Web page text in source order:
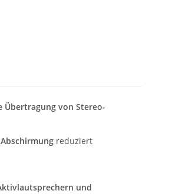
von Stereo-
reduziert
und